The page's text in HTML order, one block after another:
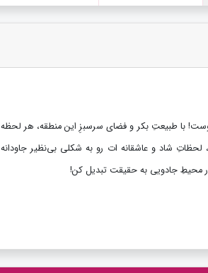
با طبیعتِ بکر و فضای سرسبزِ این منطقه، هر لحظه
شاد و عاشقانه‌ ات رو به شکلی بی‌نظیر جاودانه
محیطِ جادویی به حقیقت تبدیل کن!